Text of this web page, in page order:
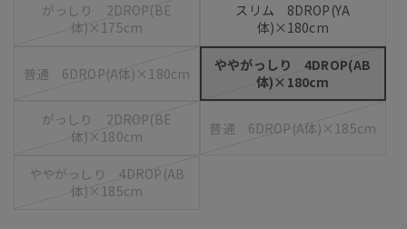
がっしり 2DROP(BE
体)×175cm
スリム 8DROP(YA
体)×180cm
普通 6DROP(A体)×180cm
ややがっしり 4DROP(AB
体)×180cm
がっしり 2DROP(BE
体)×180cm
普通 6DROP(A体)×185cm
ややがっしり 4DROP(AB
体)×185cm